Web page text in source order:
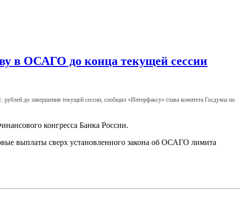
в ОСАГО до конца текущей сессии
до завершения текущей сессии, сообщил «Интерфаксу» глава комитета Госдумы по
конгресса Банка России.
выплаты сверх установленного закона об ОСАГО лимита